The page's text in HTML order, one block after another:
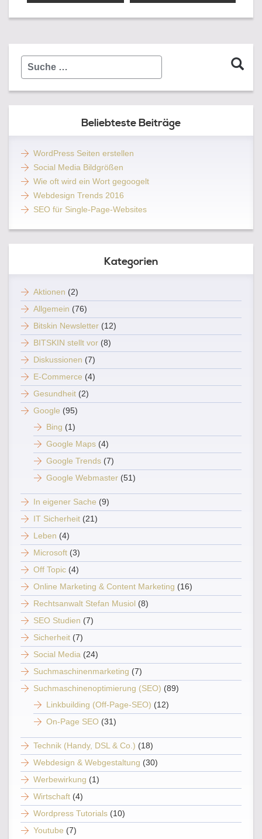
RISE
AND
AUTHORSHIP
Beliebteste Beiträge
WordPress Seiten erstellen
Social Media Bildgrößen
Wie oft wird ein Wort gegoogelt
Webdesign Trends 2016
SEO für Single-Page-Websites
Kategorien
Aktionen (2)
Allgemein (76)
Bitskin Newsletter (12)
BITSKIN stellt vor (8)
Diskussionen (7)
E-Commerce (4)
Gesundheit (2)
Google (95)
Bing (1)
Google Maps (4)
Google Trends (7)
Google Webmaster (51)
In eigener Sache (9)
IT Sicherheit (21)
Leben (4)
Microsoft (3)
Off Topic (4)
Online Marketing & Content Marketing (16)
Rechtsanwalt Stefan Musiol (8)
SEO Studien (7)
Sicherheit (7)
Social Media (24)
Suchmaschinenmarketing (7)
Suchmaschinenoptimierung (SEO) (89)
Linkbuilding (Off-Page-SEO) (12)
On-Page SEO (31)
Technik (Handy, DSL & Co.) (18)
Webdesign & Webgestaltung (30)
Werbewirkung (1)
Wirtschaft (4)
Wordpress Tutorials (10)
Youtube (7)